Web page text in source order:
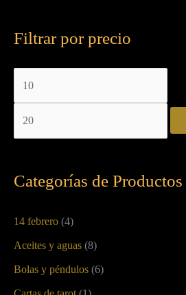
Filtrar por precio
Categorías de Productos
14 febrero (4)
Aceites y aguas (8)
Bolas y péndulos (6)